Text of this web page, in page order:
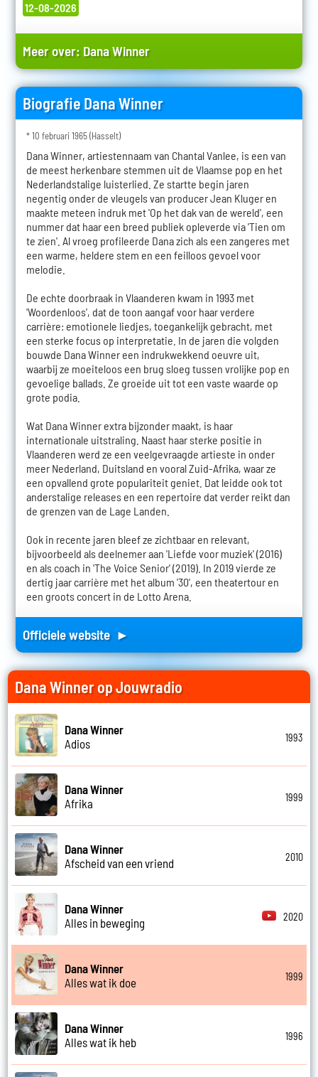
12-08-2026
Meer over: Dana Winner
Biografie Dana Winner
* 10 februari 1965 (Hasselt)
Dana Winner, artiestennaam van Chantal Vanlee, is een van
de meest herkenbare stemmen uit de Vlaamse pop en het
Nederlandstalige luisterlied. Ze startte begin jaren
negentig onder de vleugels van producer Jean Kluger en
maakte meteen indruk met 'Op het dak van de wereld', een
nummer dat haar een breed publiek opleverde via 'Tien om
te zien'. Al vroeg profileerde Dana zich als een zangeres met
een warme, heldere stem en een feilloos gevoel voor
melodie.
De echte doorbraak in Vlaanderen kwam in 1993 met
'Woordenloos', dat de toon aangaf voor haar verdere
carrière: emotionele liedjes, toegankelijk gebracht, met
een sterke focus op interpretatie. In de jaren die volgden
bouwde Dana Winner een indrukwekkend oeuvre uit,
waarbij ze moeiteloos een brug sloeg tussen vrolijke pop en
gevoelige ballads. Ze groeide uit tot een vaste waarde op
grote podia.
Wat Dana Winner extra bijzonder maakt, is haar
internationale uitstraling. Naast haar sterke positie in
Vlaanderen werd ze een veelgevraagde artieste in onder
meer Nederland, Duitsland en vooral Zuid-Afrika, waar ze
een opvallend grote populariteit geniet. Dat leidde ook tot
anderstalige releases en een repertoire dat verder reikt dan
de grenzen van de Lage Landen.
Ook in recente jaren bleef ze zichtbaar en relevant,
bijvoorbeeld als deelnemer aan 'Liefde voor muziek' (2016)
en als coach in 'The Voice Senior' (2019). In 2019 vierde ze
dertig jaar carrière met het album '30', een theatertour en
een groots concert in de Lotto Arena.
Officiele website ►
Dana Winner op Jouwradio
Dana Winner
Adios
1993
Dana Winner
Afrika
1999
Dana Winner
Afscheid van een vriend
2010
Dana Winner
Alles in beweging
2020
Dana Winner
Alles wat ik doe
1999
Dana Winner
Alles wat ik heb
1996